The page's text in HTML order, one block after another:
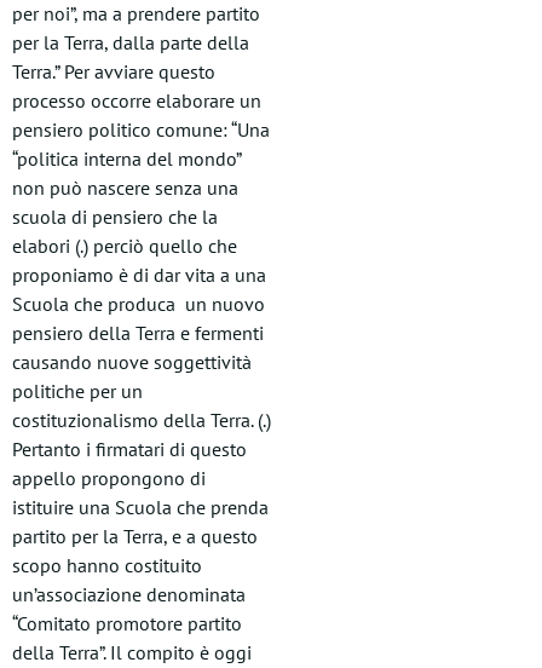
per noi”, ma a prendere partito
per la Terra, dalla parte della
Terra.” Per avviare questo
processo occorre elaborare un
pensiero politico comune: “Una
“politica interna del mondo”
non può nascere senza una
scuola di pensiero che la
elabori (.) perciò quello che
proponiamo è di dar vita a una
Scuola che produca un nuovo
pensiero della Terra e fermenti
causando nuove soggettività
politiche per un
costituzionalismo della Terra. (.)
Pertanto i firmatari di questo
appello propongono di
istituire una Scuola che prenda
partito per la Terra, e a questo
scopo hanno costituito
un’associazione denominata
“Comitato promotore partito
della Terra”. Il compito è oggi